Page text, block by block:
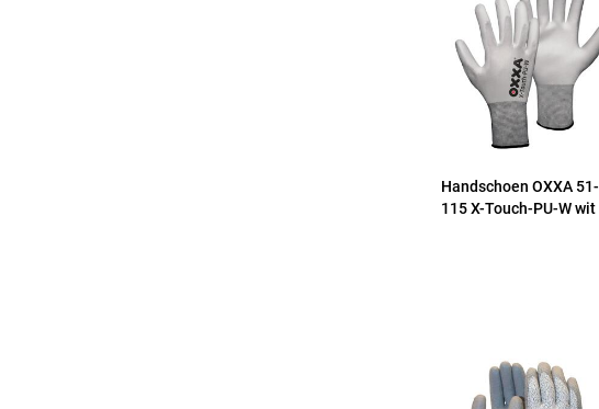
Handschoen OXXA 51-
115 X-Touch-PU-W wit